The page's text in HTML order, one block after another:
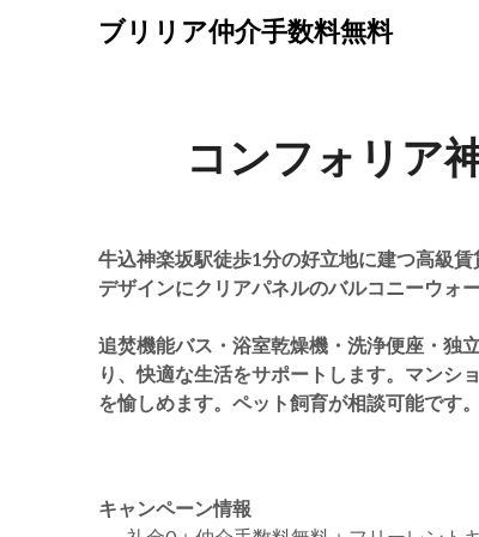
ブリリア仲介手数料無料
コンフォリア
牛込神楽坂駅徒歩1分の好立地に建つ高級
デザインにクリアパネルのバルコニーウォ
追焚機能バス・浴室乾燥機・洗浄便座・独
り、快適な生活をサポートします。マンシ
を愉しめます。ペット飼育が相談可能です。
キャンペーン情報